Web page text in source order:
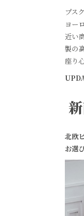
プス
ヨー
近い
製の
座り
北欧
お選